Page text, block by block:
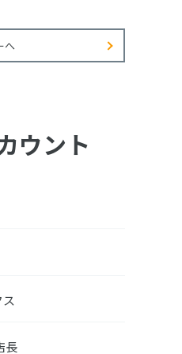
へ
ウント
長